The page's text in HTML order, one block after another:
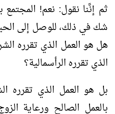
ثم إنَّنا نقول: نعم! المجتمع
شك في ذلك، للوصل إلى
هل هو العمل الذي تقرره
الذي تقرره الرأسمالية؟
بل هو العمل الذي تقرره
بالعمل الصالح ورعاية